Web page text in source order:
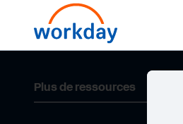
Plus de ressources